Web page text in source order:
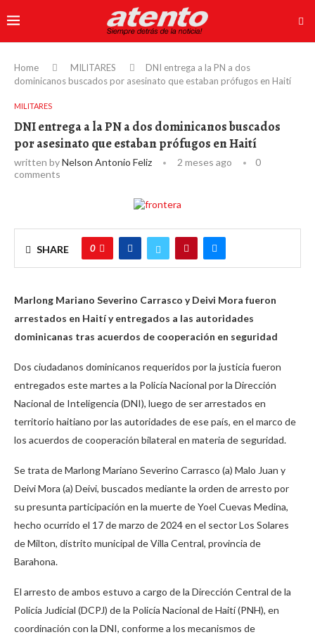
Home MILITARES
DNI entrega a la PN a dos
dominicanos buscados por asesinato que estaban prófugos en Haití
MILITARES
DNI entrega a la PN a dos dominicanos buscados
por asesinato que estaban prófugos en Haití
written byNelson Antonio Feliz 2 meses ago
0
comments
SHARE 0
Marlong Mariano Severino Carrasco y Deivi Mora fueron
arrestados en Haití y entregados a las autoridades
dominicanas tras acuerdos de cooperación en seguridad
Dos ciudadanos dominicanos requeridos por la justicia fueron
entregados este martes a la Policía Nacional por la Dirección
Nacional de Inteligencia (DNI), luego de ser arrestados en
territorio haitiano por las autoridades de ese país, en el marco de
los acuerdos de cooperación bilateral en materia de seguridad.
Se trata de Marlong Mariano Severino Carrasco (a) Malo Juan y
Deivi Mora (a) Deivi, buscados mediante la orden de arresto por
su presunta participación en la muerte de Yoel Cuevas Medina,
hecho ocurrido el 17 de marzo de 2024 en el sector Los Solares
de Milton, distrito municipal de Villa Central, provincia de
Barahona.
El arresto de ambos estuvo a cargo de la Dirección Central de la
Policía Judicial (DCPJ) de la Policía Nacional de Haití (PNH), en
coordinación con la DNI, conforme a los mecanismos de